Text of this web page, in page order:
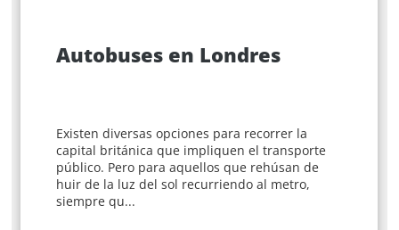
Autobuses en Londres
Existen diversas opciones para recorrer la
capital británica que impliquen el transporte
público. Pero para aquellos que rehúsan de
huir de la luz del sol recurriendo al metro,
siempre qu...